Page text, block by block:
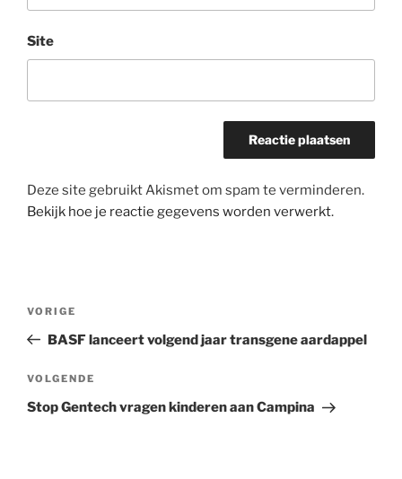
Site
Deze site gebruikt Akismet om spam te verminderen.
Bekijk hoe je reactie gegevens worden verwerkt.
Vorig
bericht
VORIGE
BASF lanceert volgend jaar transgene aardappel
Volgend
bericht
VOLGENDE
Stop Gentech vragen kinderen aan Campina